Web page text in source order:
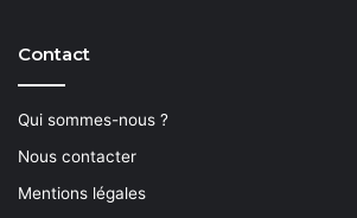
Contact
Qui sommes-nous ?
Nous contacter
Mentions légales